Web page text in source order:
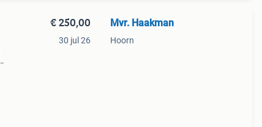
€ 250,00
30 jul 26
Mvr. Haakman
Hoorn